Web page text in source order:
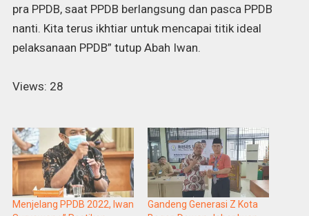
pra PPDB, saat PPDB berlangsung dan pasca PPDB
nanti. Kita terus ikhtiar untuk mencapai titik ideal
pelaksanaan PPDB” tutup Abah Iwan.
Views: 28
Menjelang PPDB 2022, Iwan
Gandeng Generasi Z Kota